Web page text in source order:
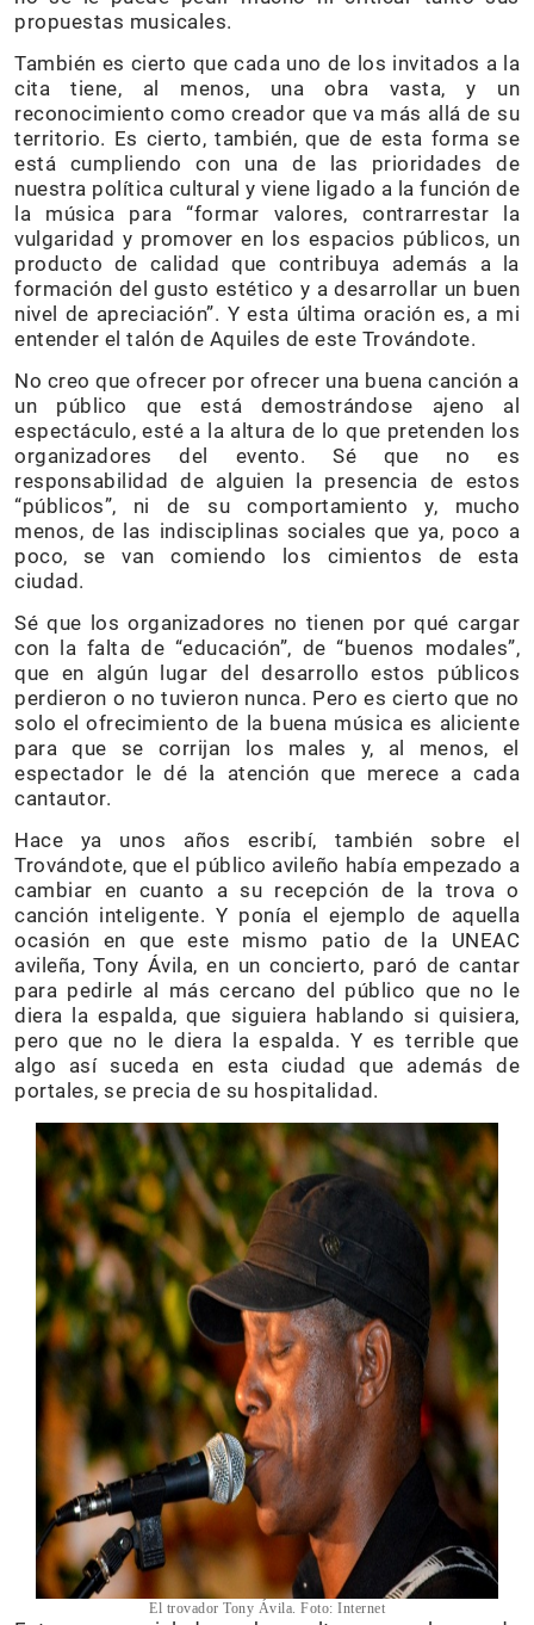
propuestas musicales.
También es cierto que cada uno de los invitados a la
cita tiene, al menos, una obra vasta, y un
reconocimiento como creador que va más allá de su
territorio. Es cierto, también, que de esta forma se
está cumpliendo con una de las prioridades de
nuestra política cultural y viene ligado a la función de
la música para “formar valores, contrarrestar la
vulgaridad y promover en los espacios públicos, un
producto de calidad que contribuya además a la
formación del gusto estético y a desarrollar un buen
nivel de apreciación”. Y esta última oración es, a mi
entender el talón de Aquiles de este Trovándote.
No creo que ofrecer por ofrecer una buena canción a
un público que está demostrándose ajeno al
espectáculo, esté a la altura de lo que pretenden los
organizadores del evento. Sé que no es
responsabilidad de alguien la presencia de estos
“públicos”, ni de su comportamiento y, mucho
menos, de las indisciplinas sociales que ya, poco a
poco, se van comiendo los cimientos de esta
ciudad.
Sé que los organizadores no tienen por qué cargar
con la falta de “educación”, de “buenos modales”,
que en algún lugar del desarrollo estos públicos
perdieron o no tuvieron nunca. Pero es cierto que no
solo el ofrecimiento de la buena música es aliciente
para que se corrijan los males y, al menos, el
espectador le dé la atención que merece a cada
cantautor.
Hace ya unos años escribí, también sobre el
Trovándote, que el público avileño había empezado a
cambiar en cuanto a su recepción de la trova o
canción inteligente. Y ponía el ejemplo de aquella
ocasión en que este mismo patio de la UNEAC
avileña, Tony Ávila, en un concierto, paró de cantar
para pedirle al más cercano del público que no le
diera la espalda, que siguiera hablando si quisiera,
pero que no le diera la espalda. Y es terrible que
algo así suceda en esta ciudad que además de
portales, se precia de su hospitalidad.
El trovador Tony Ávila. Foto: Internet